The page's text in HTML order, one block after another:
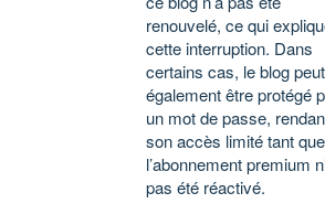
renouvelé, ce qui
cette interruption. Dans
certains cas, le blog peut
également être protégé
un mot de passe,
son accès limité tant que
l’abonnement premium
pas été réactivé.